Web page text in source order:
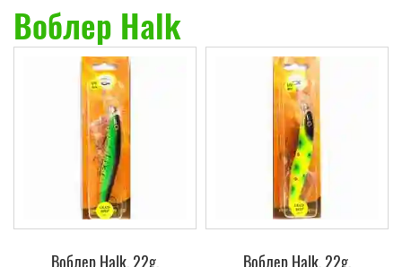
Воблер Halk
Воблер Halk, 22g,
Воблер Halk, 22g,